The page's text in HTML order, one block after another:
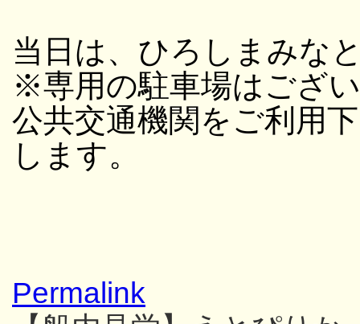
当日は、ひろしまみな
※専用の駐車場はござ
公共交通機関をご利用
します。
Permalink